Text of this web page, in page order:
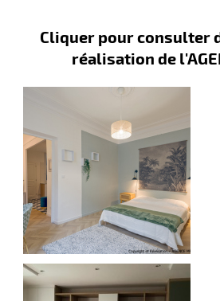
Cliquer pour consulter
réalisation de